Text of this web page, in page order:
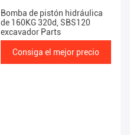
Bomba de pistón hidráulica
de 160KG 320d, SBS120
excavador Parts
Consiga el mejor precio